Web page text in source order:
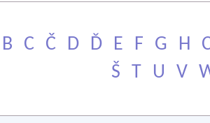
B C Č D Ď E F G H
Š
T U V